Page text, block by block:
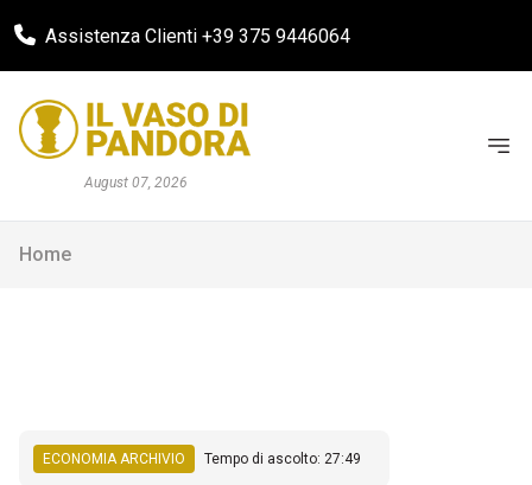
Assistenza Clienti +39 375 9446064
August 07, 2026
Home
ECONOMIA ARCHIVIO Tempo di ascolto: 27:49